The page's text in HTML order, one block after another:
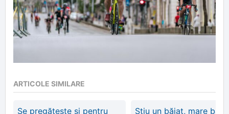
ARTICOLE SIMILARE
Se pregătește și pentru
Știu un băiat, mare